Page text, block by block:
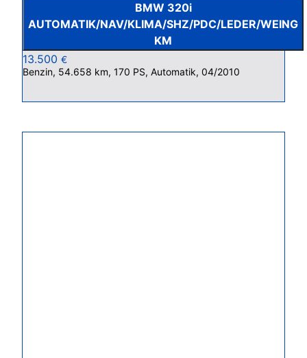
BMW 320i
AUTOMATIK/NAV/KLIMA/SHZ/PDC/LEDER/WEING
KM
13.500 €
Benzin, 54.658 km, 170 PS, Automatik, 04/2010